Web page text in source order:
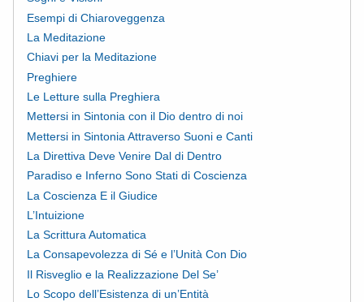
Esempi di Chiaroveggenza
La Meditazione
Chiavi per la Meditazione
Preghiere
Le Letture sulla Preghiera
Mettersi in Sintonia con il Dio dentro di noi
Mettersi in Sintonia Attraverso Suoni e Canti
La Direttiva Deve Venire Dal di Dentro
Paradiso e Inferno Sono Stati di Coscienza
La Coscienza E il Giudice
L’Intuizione
La Scrittura Automatica
La Consapevolezza di Sé e l’Unità Con Dio
Il Risveglio e la Realizzazione Del Se’
Lo Scopo dell’Esistenza di un’Entità